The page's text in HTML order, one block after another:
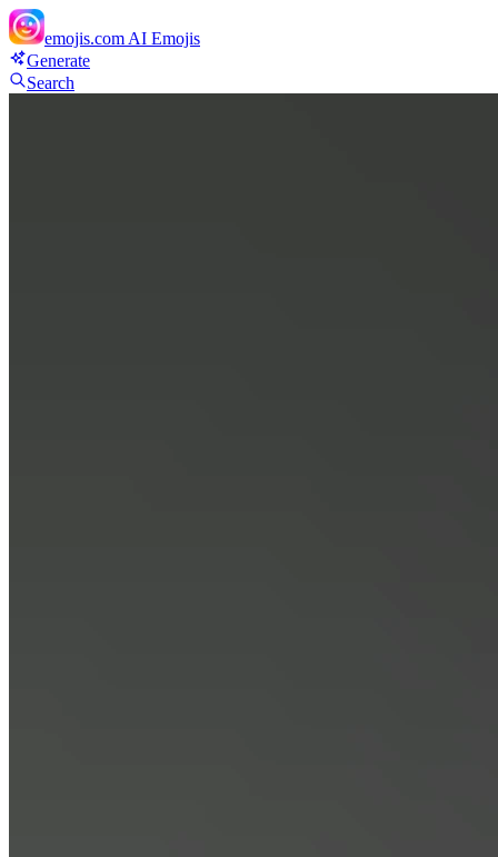
emojis.com AI Emojis
Generate
Search